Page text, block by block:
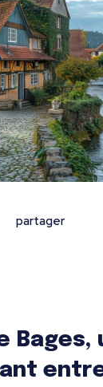
partager
Bages,